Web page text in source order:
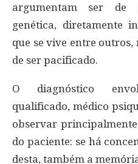
argumentam ser de
genética, diretamente
que se vive entre outros,
de ser pacificado.
O diagnóstico
qualificado, médico
observar
do paciente: se há
desta, também a